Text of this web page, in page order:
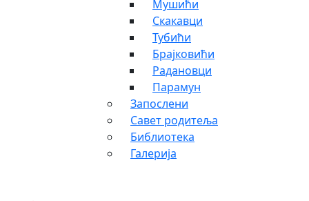
Мушићи
Скакавци
Тубићи
Брајковићи
Радановци
Парамун
Запослени
Савет родитеља
Библиотека
Галерија